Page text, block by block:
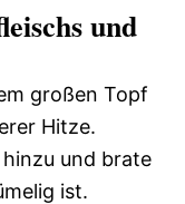
und
großen Topf
Hitze.
und brate
ist.